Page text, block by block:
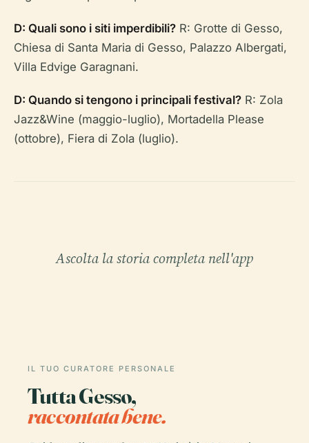
D: Quali sono i siti imperdibili? R: Grotte di Gesso,
Chiesa di Santa Maria di Gesso, Palazzo Albergati,
Villa Edvige Garagnani.
D: Quando si tengono i principali festival? R: Zola
Jazz&Wine (maggio-luglio), Mortadella Please
(ottobre), Fiera di Zola (luglio).
Ascolta la storia completa nell'app
IL TUO CURATORE PERSONALE
Tutta Gesso,
raccontata bene.